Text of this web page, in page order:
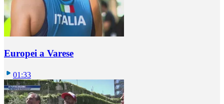
Europei a Varese
01:33